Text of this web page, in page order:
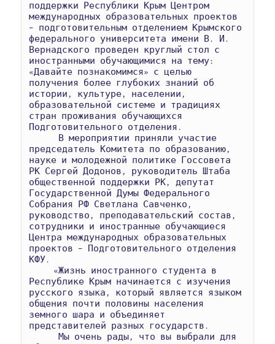
поддержки Республики Крым Центром
международных образовательных проектов
– подготовительным отделением Крымского
федерального университета имени В. И.
Вернадского проведен круглый стол с
иностранными обучающимися на тему:
«Давайте познакомимся» с целью
получения более глубоких знаний об
истории, культуре, населении,
образовательной системе и традициях
стран проживания обучающихся
Подготовительного отделения.
председатель Комитета по образованию,
науке и молодежной политике Госсовета
РК Сергей Додонов, руководитель Штаба
общественной поддержки РК, депутат
Государственной Думы Федерального
Собрания РФ Светлана Савченко,
руководство, преподавательский состав,
сотрудники и иностранные обучающиеся
Центра международных образовательных
проектов – Подготовительного отделения
КФУ.
Республике Крым начинается с изучения
русского языка, который является языком
общения почти половины населения
земного шара и объединяет
представителей разных государств.